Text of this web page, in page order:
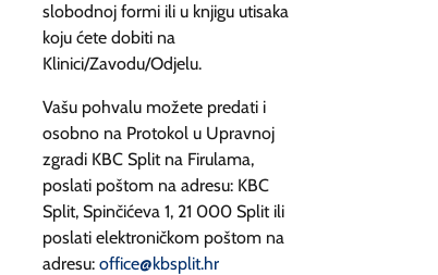
slobodnoj formi ili u knjigu utisaka
koju ćete dobiti na
Klinici/Zavodu/Odjelu.
Vašu pohvalu možete predati i
osobno na Protokol u Upravnoj
zgradi KBC Split na Firulama,
poslati poštom na adresu: KBC
Split, Spinčićeva 1, 21 000 Split ili
poslati elektroničkom poštom na
adresu: office@kbsplit.hr